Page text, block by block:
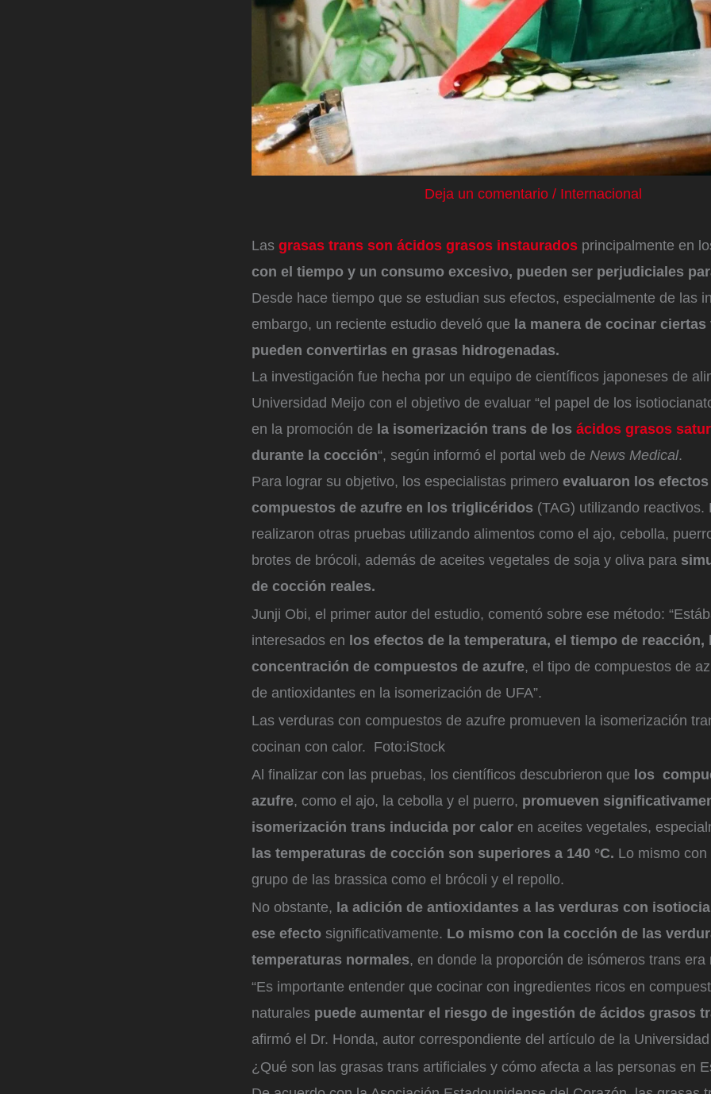
Deja un comentario / Internacional
Las grasas trans son ácidos grasos instaurados principalmente en
con el tiempo y un consumo excesivo, pueden ser perjudiciales
Desde hace tiempo que se estudian sus efectos, especialmente de las
embargo, un reciente estudio develó que la manera de cocinar ciertas
pueden convertirlas en grasas hidrogenadas.
La investigación fue hecha por un equipo de científicos japoneses de
Universidad Meijo con el objetivo de evaluar “el papel de los
en la promoción de la isomerización trans de los ácidos grasos
durante la cocción“, según informó el portal web de News Medical.
Para lograr su objetivo, los especialistas primero evaluaron los
compuestos de azufre en los triglicéridos (TAG) utilizando reactivos.
realizaron otras pruebas utilizando alimentos como el ajo, cebolla,
brotes de brócoli, además de aceites vegetales de soja y oliva para
de cocción reales.
Junji Obi, el primer autor del estudio, comentó sobre ese método:
interesados en los efectos de la temperatura, el tiempo de reacción,
concentración de compuestos de azufre, el tipo de compuestos de
de antioxidantes en la isomerización de UFA”.
Las verduras con compuestos de azufre promueven la isomerización
cocinan con calor. Foto:iStock
Al finalizar con las pruebas, los científicos descubrieron que los
azufre, como el ajo, la cebolla y el puerro, promueven
isomerización trans inducida por calor en aceites vegetales,
las temperaturas de cocción son superiores a 140 °C. Lo mismo
grupo de las brassica como el brócoli y el repollo.
No obstante, la adición de antioxidantes a las verduras con
ese efecto significativamente. Lo mismo con la cocción de las
temperaturas normales, en donde la proporción de isómeros trans era
“Es importante entender que cocinar con ingredientes ricos en
naturales puede aumentar el riesgo de ingestión de ácidos grasos
afirmó el Dr. Honda, autor correspondiente del artículo de la
¿Qué son las grasas trans artificiales y cómo afecta a las personas en